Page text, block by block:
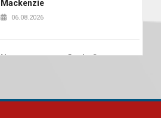
Mackenzie
06.08.2026
Nova apresentação do Centro